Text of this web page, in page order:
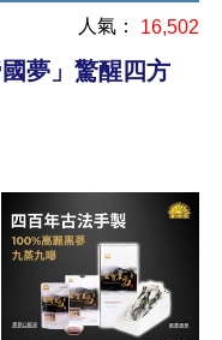
人氣： 16,502
夢」驚醒四方